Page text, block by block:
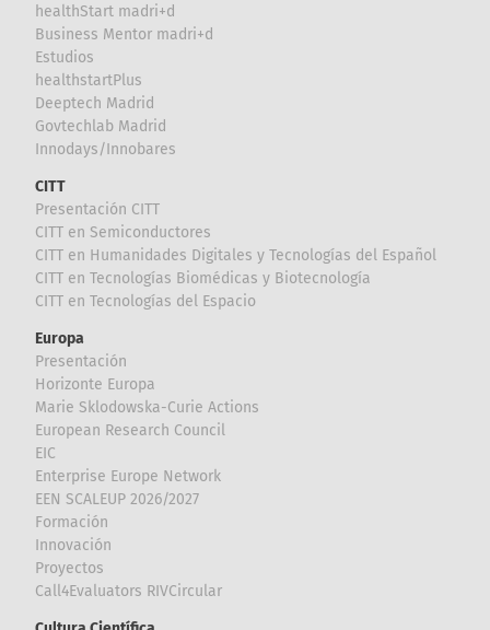
healthStart madri+d
Business Mentor madri+d
Estudios
healthstartPlus
Deeptech Madrid
Govtechlab Madrid
Innodays/Innobares
CITT
Presentación CITT
CITT en Semiconductores
CITT en Humanidades Digitales y Tecnologías del Español
CITT en Tecnologías Biomédicas y Biotecnología
CITT en Tecnologías del Espacio
Europa
Presentación
Horizonte Europa
Marie Sklodowska-Curie Actions
European Research Council
EIC
Enterprise Europe Network
EEN SCALEUP 2026/2027
Formación
Innovación
Proyectos
Call4Evaluators RIVCircular